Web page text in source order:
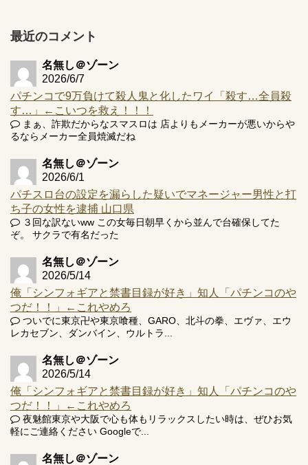
井の軽い絆？
Powered by livedoor 相互RSS
最近のコメント
名無し＠ゾーン
2026/6/7
パチンコで9万負けて殺人鬼と化したワイ「殺す…全員殺
す…」←こいつを救え！！！
まぁ、詐欺だからなスマスロは 店よりもメーカーが悪いからや
るならメーカー全員焼滅だね
名無し＠ゾーン
2026/6/1
パチスロ台の設定を漏らした疑いでマネージャー男性と打
ち子の女性を逮捕 山口県
３回な訳ないww この女毎日朝早くから並んで台確保してた
ぞ。 サクラで有名だった
名無し＠ゾーン
2026/5/14
俺「シンフォギアと禁書目録が好き」知人「パチンコのや
つだ！！」←これやめろ
ついでに東京卍や東京喰種、GARO、北斗の拳、エヴァ、エウ
レカセブン、ダンバイン、ウルトラ...
名無し＠ゾーン
2026/5/14
俺「シンフォギアと禁書目録が好き」知人「パチンコのや
つだ！！」←これやめろ
夜魅館東京や大阪で心も体もリラックスしたい時は、ぜひお気
軽にご連絡ください Googleで...
名無し＠ゾーン